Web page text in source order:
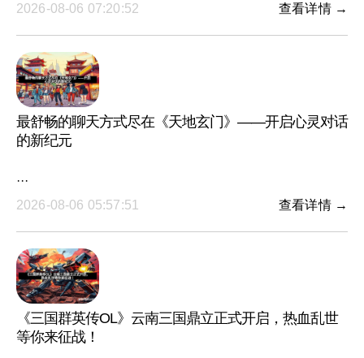
2026-08-06 07:20:52
查看详情 →
最舒畅的聊天方式尽在《天地玄门》——开启心灵对话
的新纪元
···
2026-08-06 05:57:51
查看详情 →
《三国群英传OL》云南三国鼎立正式开启，热血乱世
等你来征战！